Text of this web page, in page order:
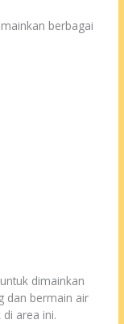
berbagai
dimainkan
dan bermain air
area ini.